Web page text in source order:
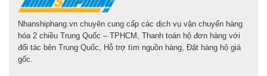
Nhanshiphang.vn chuyên cung cấp các dịch vụ vận chuyển hàng
hóa 2 chiều Trung Quốc – TPHCM, Thanh toán hộ đơn hàng với
đối tác bên Trung Quốc, Hỗ trợ tìm nguồn hàng, Đặt hàng hộ giá
gốc.